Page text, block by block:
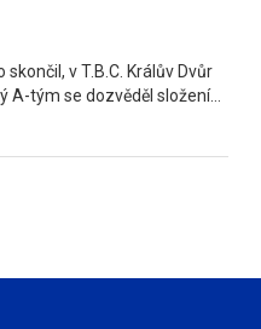
v T.B.C. Králův Dvůr
A-tým se dozvěděl složení…